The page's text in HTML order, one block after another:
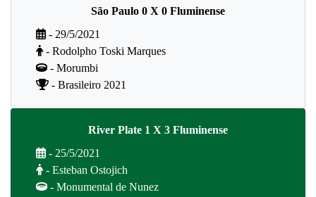
São Paulo 0 X 0 Fluminense
- 29/5/2021
- Rodolpho Toski Marques
- Morumbi
- Brasileiro 2021
River Plate 1 X 3 Fluminense
- 25/5/2021
- Esteban Ostojich
- Monumental de Nunez